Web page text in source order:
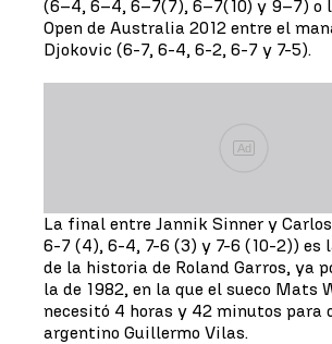
(6–4, 6–4, 6–7(7), 6–7(10) y 9–7) o
Open de Australia 2012 entre el
Djokovic (6-7, 6-4, 6-2, 6-7 y 7-5).
Ad
La final entre Jannik Sinner y
6-7 (4), 6-4, 7-6 (3) y 7-6 (10-2)) es
de la historia de Roland Garros, ya
la de 1982, en la que el sueco Mats
necesitó 4 horas y 42 minutos para
argentino Guillermo Vilas.